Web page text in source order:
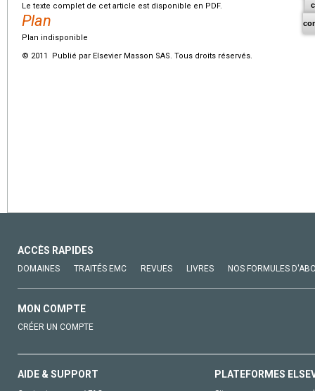
Le texte complet de cet article est disponible en PDF.
Plan
Plan indisponible
© 2011 Publié par Elsevier Masson SAS. Tous droits réservés.
ACCÈS RAPIDES
DOMAINES TRAITÉS EMC REVUES LIVRES NOS FORMULES
MON COMPTE
CRÉER UN COMPTE
AIDE & SUPPORT PLATEFORMES